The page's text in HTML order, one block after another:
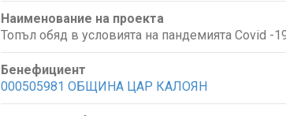
Наименование на проекта
Топъл обяд в условията на пандемията Covid -
Бенефициент
000505981 ОБЩИНА ЦАР КАЛОЯН